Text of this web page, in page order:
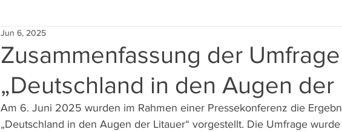
Zusammenfassung der Umfrage
„Deutschland in den Augen der
Jun 6, 2025
Am 6. Juni 2025 wurden im Rahmen einer Pressekonferenz die
„Deutschland in den Augen der Litauer“ vorgestellt. Die Umfrage